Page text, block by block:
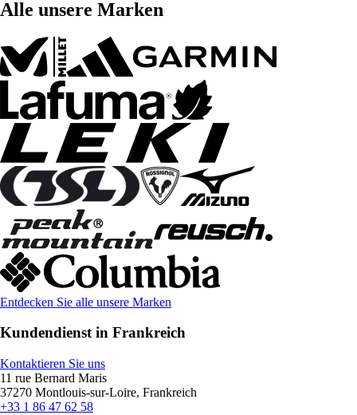
Alle unsere Marken
Entdecken Sie alle unsere Marken
Kundendienst in Frankreich
Kontaktieren Sie uns
11 rue Bernard Maris
37270 Montlouis-sur-Loire, Frankreich
+33 1 86 47 62 58